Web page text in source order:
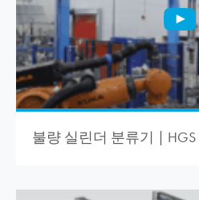
불량 실린더 분류기 |